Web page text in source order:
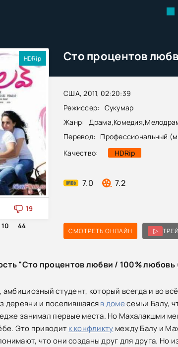
США, 2011, 02:20:39
Режиссер:
Сукумар
Жанр:
Драма,Комедия,
Перевод:
Профессиональный
Качество:
HDRip
7.0 7.2
HDRip
19
44
СМОТРЕТЬ ОНЛАЙН
"Сто процентов любви / 100% любовь
студент, который всегда и во
деревни и поселившаясяв домесемьи Балу,
занимал первые места. Но Махалакшми
Это приводитк конфликту между Балу и
что они созданы друг для друга. Но